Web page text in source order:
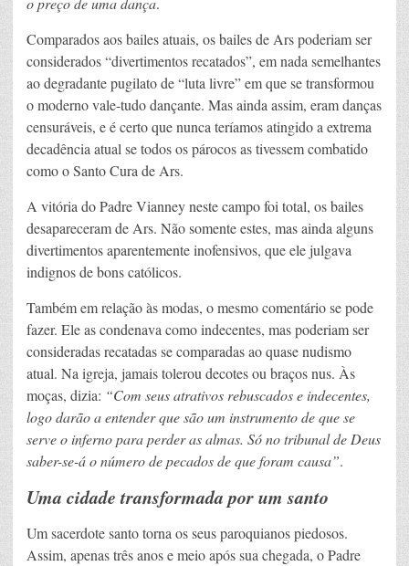
Comparados aos bailes atuais, os bailes de Ars poderiam ser
considerados “divertimentos recatados”, em nada semelhantes
ao degradante pugilato de “luta livre” em que se transformou
o moderno vale-tudo dançante. Mas ainda assim, eram danças
censuráveis, e é certo que nunca teríamos atingido a extrema
decadência atual se todos os párocos as tivessem combatido
como o Santo Cura de Ars.
A vitória do Padre Vianney neste campo foi total, os bailes
desapareceram de Ars. Não somente estes, mas ainda alguns
divertimentos aparentemente inofensivos, que ele julgava
indignos de bons católicos.
Também em relação às modas, o mesmo comentário se pode
fazer. Ele as condenava como indecentes, mas poderiam ser
consideradas recatadas se comparadas ao quase nudismo
atual. Na igreja, jamais tolerou decotes ou braços nus. Às
moças, dizia: “Com seus atrativos rebuscados e indecentes,
logo darão a entender que são um instrumento de que se
serve o inferno para perder as almas. Só no tribunal de Deus
saber-se-á o número de pecados de que foram causa”.
Uma cidade transformada por um santo
Um sacerdote santo torna os seus paroquianos piedosos.
Assim, apenas três anos e meio após sua chegada, o Padre